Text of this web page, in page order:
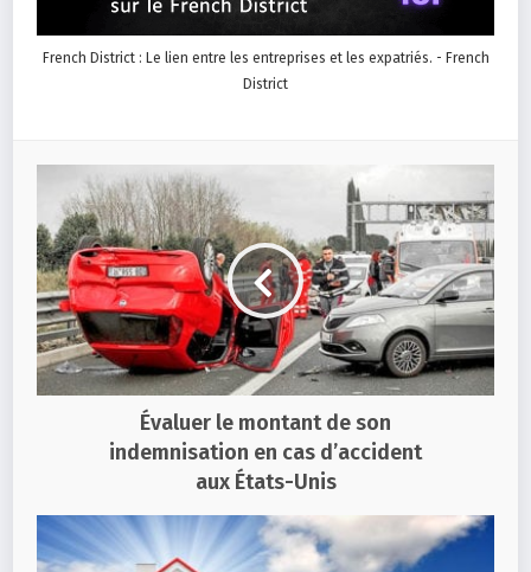
French District : Le lien entre les entreprises et les expatriés. - French
District
Évaluer le montant de son
indemnisation en cas d’accident
aux États-Unis